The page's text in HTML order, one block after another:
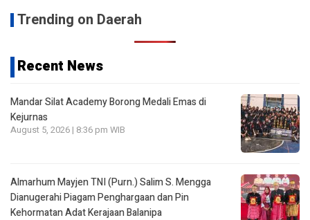
Trending on Daerah
Recent News
Mandar Silat Academy Borong Medali Emas di
Kejurnas
August 5, 2026 | 8:36 pm WIB
Almarhum Mayjen TNI (Purn.) Salim S. Mengga
Dianugerahi Piagam Penghargaan dan Pin
Kehormatan Adat Kerajaan Balanipa